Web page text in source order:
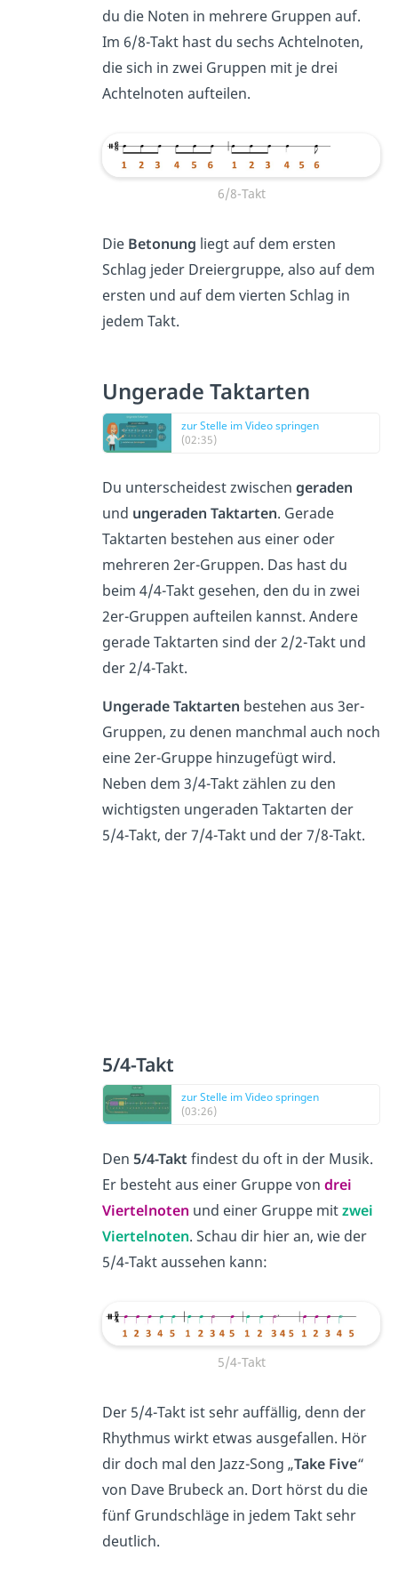
du die Noten in mehrere Gruppen auf.
Im 6/8-Takt hast du sechs Achtelnoten,
die sich in zwei Gruppen mit je drei
Achtelnoten aufteilen.
6/8-Takt
Die Betonung liegt auf dem ersten
Schlag jeder Dreiergruppe, also auf dem
ersten und auf dem vierten Schlag in
jedem Takt.
Ungerade Taktarten
zur Stelle im Video springen
(02:35)
Du unterscheidest zwischen geraden
und ungeraden Taktarten. Gerade
Taktarten bestehen aus einer oder
mehreren 2er-Gruppen. Das hast du
beim 4/4-Takt gesehen, den du in zwei
2er-Gruppen aufteilen kannst. Andere
gerade Taktarten sind der 2/2-Takt und
der 2/4-Takt.
Ungerade Taktarten bestehen aus 3er-
Gruppen, zu denen manchmal auch noch
eine 2er-Gruppe hinzugefügt wird.
Neben dem 3/4-Takt zählen zu den
wichtigsten ungeraden Taktarten der
5/4-Takt, der 7/4-Takt und der 7/8-Takt.
5/4-Takt
zur Stelle im Video springen
(03:26)
Den 5/4-Takt findest du oft in der Musik.
Er besteht aus einer Gruppe von drei
Viertelnoten und einer Gruppe mitzwei
Viertelnoten. Schau dir hier an, wie der
5/4-Takt aussehen kann:
5/4-Takt
Der 5/4-Takt ist sehr auffällig, denn der
Rhythmus wirkt etwas ausgefallen. Hör
dir doch mal den Jazz-Song „Take Five“
von Dave Brubeck an. Dort hörst du die
fünf Grundschläge in jedem Takt sehr
deutlich.